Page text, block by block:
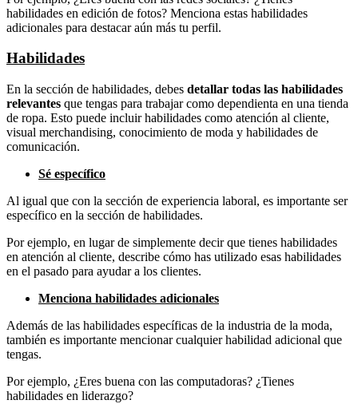
habilidades en edición de fotos? Menciona estas habilidades
adicionales para destacar aún más tu perfil.
Habilidades
En la sección de habilidades, debes detallar todas las habilidades
relevantes que tengas para trabajar como dependienta en una tienda
de ropa. Esto puede incluir habilidades como atención al cliente,
visual merchandising, conocimiento de moda y habilidades de
comunicación.
Sé específico
Al igual que con la sección de experiencia laboral, es importante ser
específico en la sección de habilidades.
Por ejemplo, en lugar de simplemente decir que tienes habilidades
en atención al cliente, describe cómo has utilizado esas habilidades
en el pasado para ayudar a los clientes.
Menciona habilidades adicionales
Además de las habilidades específicas de la industria de la moda,
también es importante mencionar cualquier habilidad adicional que
tengas.
Por ejemplo, ¿Eres buena con las computadoras? ¿Tienes
habilidades en liderazgo?